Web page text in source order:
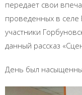
передает свои
проведенных в селе
участники
данный рассказ
День был